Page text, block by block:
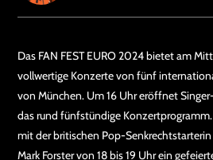
Das FAN FEST EURO 2024 bietet am
vollwertige Konzerte von fünf
von München. Um 16 Uhr eröffnet
das rund fünfstündige
mit der britischen Pop-
Mark Forster von 18 bis 19 Uhr ein